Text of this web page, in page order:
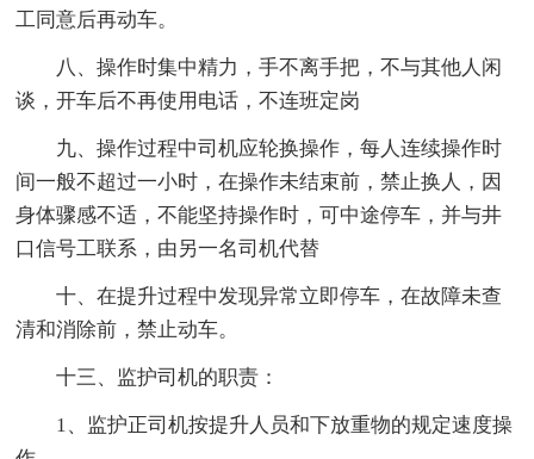
工同意后再动车。
八、操作时集中精力，手不离手把，不与其他人闲
谈，开车后不再使用电话，不连班定岗
九、操作过程中司机应轮换操作，每人连续操作时
间一般不超过一小时，在操作未结束前，禁止换人，因
身体骤感不适，不能坚持操作时，可中途停车，并与井
口信号工联系，由另一名司机代替
十、在提升过程中发现异常立即停车，在故障未查
清和消除前，禁止动车。
十三、监护司机的职责：
1、监护正司机按提升人员和下放重物的规定速度操